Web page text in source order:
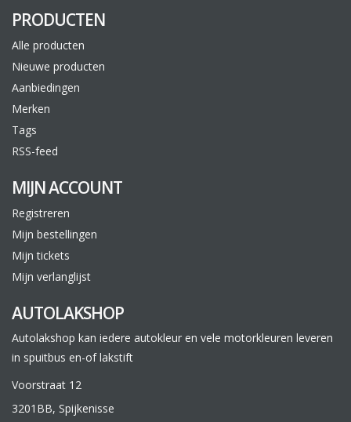
PRODUCTEN
Alle producten
Nieuwe producten
Aanbiedingen
Merken
Tags
RSS-feed
MIJN ACCOUNT
Registreren
Mijn bestellingen
Mijn tickets
Mijn verlanglijst
AUTOLAKSHOP
Autolakshop kan iedere autokleur en vele motorkleuren leveren
in spuitbus en-of lakstift
Voorstraat 12
3201BB, Spijkenisse